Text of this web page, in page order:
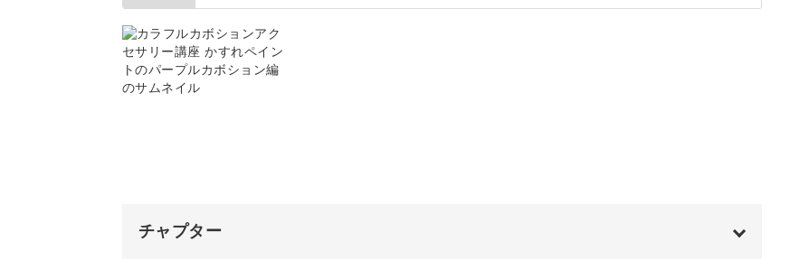
ガラスのカボションに、カラージェルでデザインを描いていきます♪
「ガラスカボション」とは、透明なドーム型のパーツのことで、市販のアクセサリーな
チャプター